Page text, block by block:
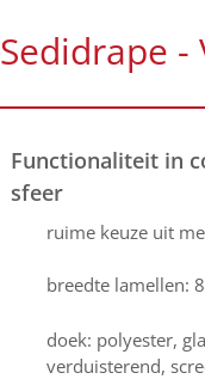
Sedidrape -
Functionaliteit in
sfeer
ruime keuze uit
breedte lamellen:
doek: polyester,
verduisterend,